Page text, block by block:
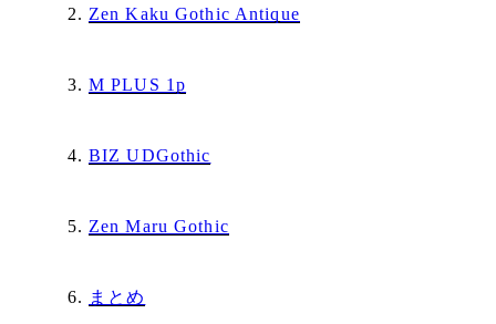
Zen Kaku Gothic Antique
M PLUS 1p
BIZ UDGothic
Zen Maru Gothic
まとめ